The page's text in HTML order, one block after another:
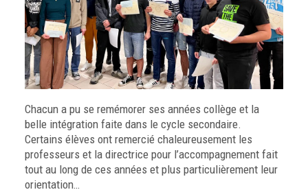
Chacun a pu se remémorer ses années collège et la
belle intégration faite dans le cycle secondaire.
Certains élèves ont remercié chaleureusement les
professeurs et la directrice pour l’accompagnement fait
tout au long de ces années et plus particulièrement leur
orientation…